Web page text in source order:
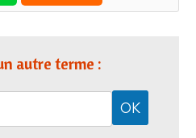
autre terme :